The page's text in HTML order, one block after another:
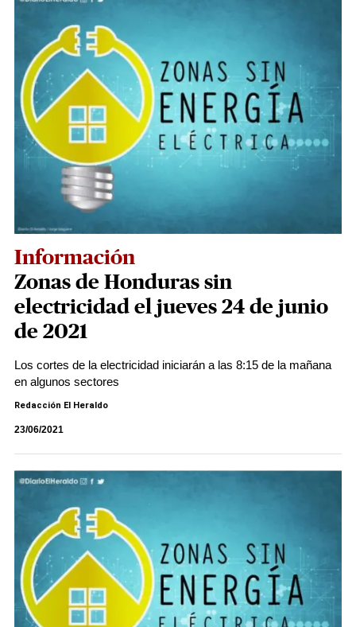
Información
Zonas de Honduras sin
electricidad el jueves 24 de junio
de 2021
Los cortes de la electricidad iniciarán a las 8:15 de la mañana
en algunos sectores
Redacción El Heraldo
23/06/2021